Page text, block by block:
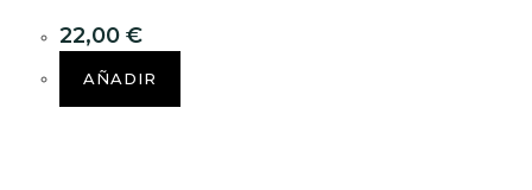
22,00 €
AÑADIR